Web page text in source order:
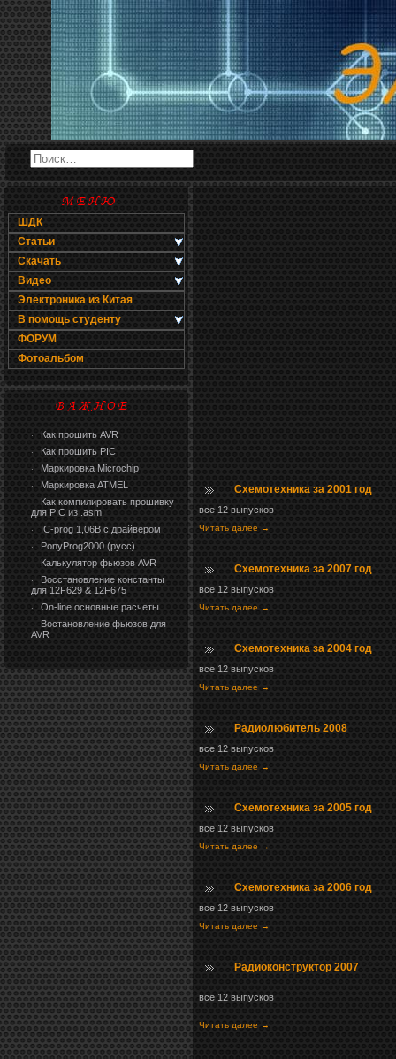
ШДК
Статьи
Скачать
Видео
Электроника из Китая
В помощь студенту
ФОРУМ
Фотоальбом
· Как прошить AVR
· Как прошить PIC
· Маркировка Microchip
· Маркировка ATMEL
·
Как компилировать прошивку
для PIC из .asm
· IC-prog 1,06В с драйвером
· PonyProg2000 (русс)
· Калькулятор фьюзов AVR
·
Восстановление константы
для 12F629 & 12F675
· On-line основные расчеты
·
Востановление фьюзов для
AVR
Схемотехника за 2001 год
все 12 выпусков
Читать далее →
Схемотехника за 2007 год
все 12 выпусков
Читать далее →
Схемотехника за 2004 год
все 12 выпусков
Читать далее →
Радиолюбитель 2008
все 12 выпусков
Читать далее →
Схемотехника за 2005 год
все 12 выпусков
Читать далее →
Схемотехника за 2006 год
все 12 выпусков
Читать далее →
Радиоконструктор 2007
все 12 выпусков
Читать далее →